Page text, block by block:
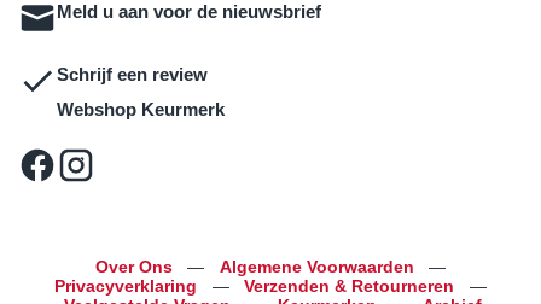
Meld u aan voor de nieuwsbrief
Schrijf een review
Webshop Keurmerk
Over Ons — Algemene Voorwaarden
—
Privacyverklaring
— Verzenden & Retourneren
—